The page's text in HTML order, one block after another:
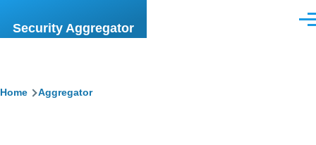
Security Aggregator
Breadcrumb
Home Aggregator